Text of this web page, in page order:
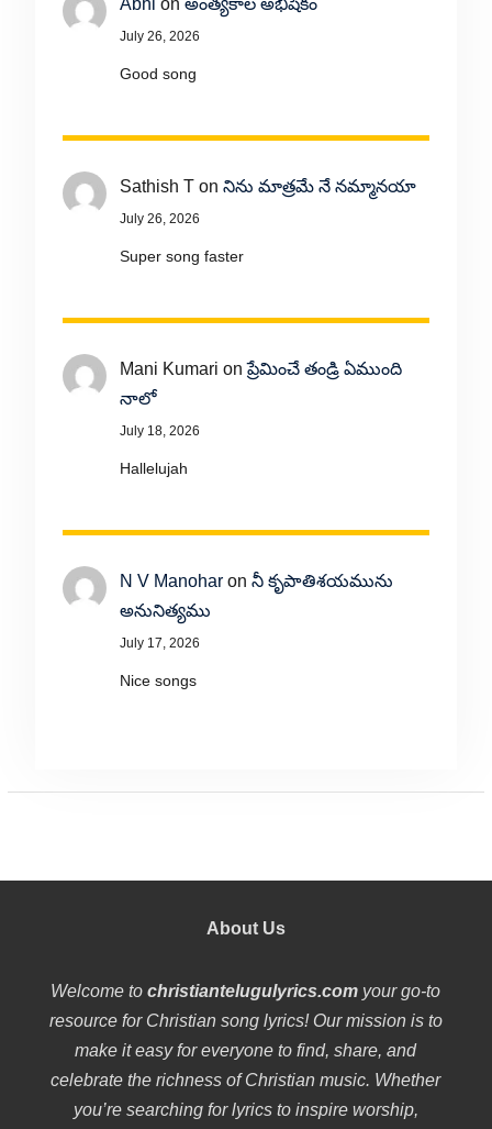
Abhi on అంత్యకాల అభిషేకం
July 26, 2026
Good song
Sathish Ton నిను మాత్రమే నే నమ్మానయా
July 26, 2026
Super song faster
Mani Kumari onప్రేమించే తండ్రి ఏముంది
నాలో
July 18, 2026
Hallelujah
N V Manoharon నీ కృపాతిశయమును
అనునిత్యము
July 17, 2026
Nice songs
About Us
Welcome tochristiantelugulyrics.com your go-to
resource for Christian song lyrics! Our mission is to
make it easy for everyone to find, share, and
celebrate the richness of Christian music. Whether
you’re searching for lyrics to inspire worship,